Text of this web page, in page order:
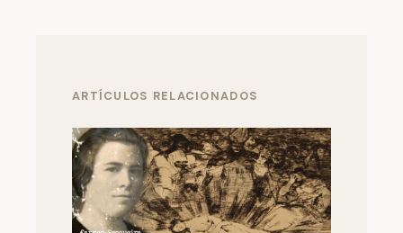
ARTÍCULOS RELACIONADOS